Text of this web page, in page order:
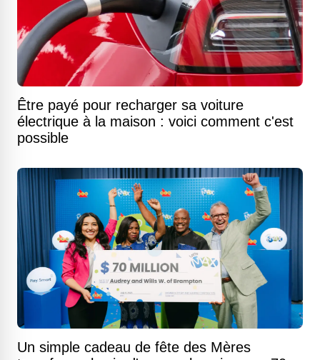
Être payé pour recharger sa voiture
électrique à la maison : voici comment c'est
possible
Un simple cadeau de fête des Mères